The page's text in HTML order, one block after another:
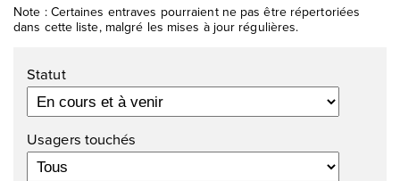
Note : Certaines entraves pourraient ne pas être répertoriées
dans cette liste, malgré les mises à jour régulières.
Filtres
Statut
Usagers touchés